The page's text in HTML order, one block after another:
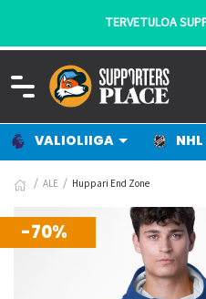
TERVETULOA
VALIOLIIGA NHL
ALE Huppari End Zone
-70%